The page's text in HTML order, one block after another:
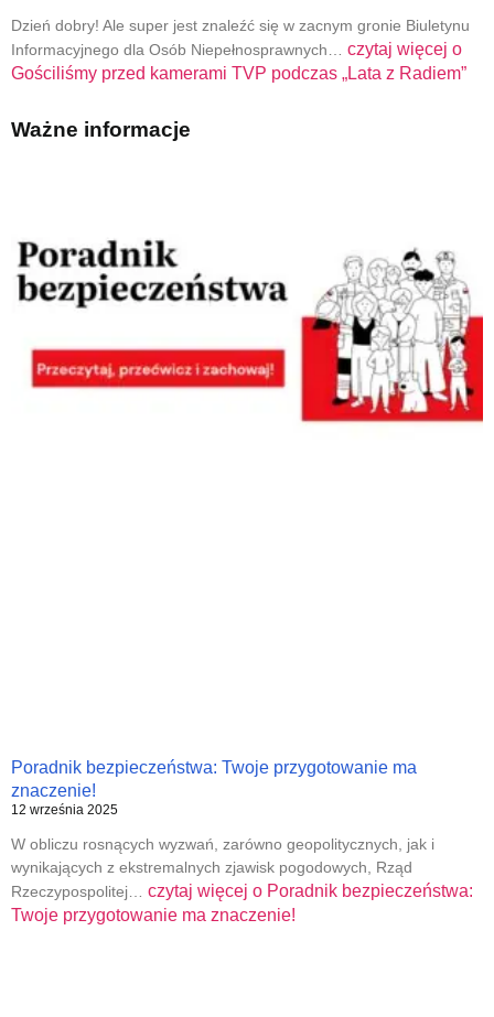
Dzień dobry! Ale super jest znaleźć się w zacnym gronie Biuletynu
Informacyjnego dla Osób Niepełnosprawnych… czytaj więcej o
Gościliśmy przed kamerami TVP podczas „Lata z Radiem”
Ważne informacje
Poradnik bezpieczeństwa: Twoje przygotowanie ma
znaczenie!
12 września 2025
W obliczu rosnących wyzwań, zarówno geopolitycznych, jak i
wynikających z ekstremalnych zjawisk pogodowych, Rząd
Rzeczypospolitej… czytaj więcej o Poradnik bezpieczeństwa:
Twoje przygotowanie ma znaczenie!